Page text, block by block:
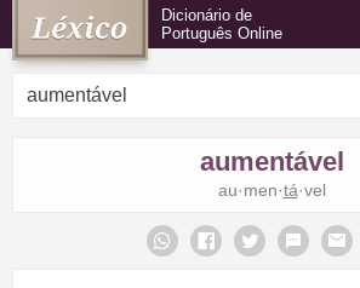
Dicionário de
Português Online
aumentável
au·men·tá·vel